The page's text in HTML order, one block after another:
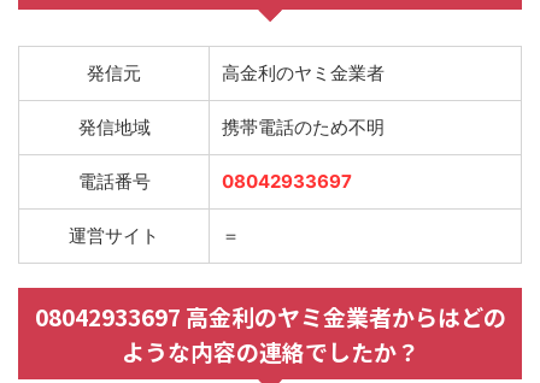
発信元 高金利のヤミ金業者
発信地域 携帯電話のため不明
電話番号 08042933697
運営サイト ＝
08042933697 高金利のヤミ金業者からはどの
ような内容の連絡でしたか？